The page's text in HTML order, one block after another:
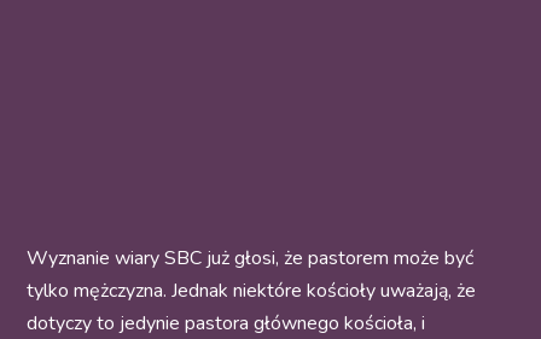
Wyznanie wiary SBC już głosi, że pastorem może być
tylko mężczyzna. Jednak niektóre kościoły uważają, że
dotyczy to jedynie pastora głównego kościoła, i